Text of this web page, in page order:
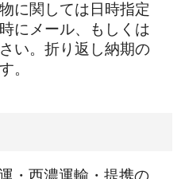
に関しては日時指定
にメール、もしくは
い。折り返し納期の
。
・西濃運輸・提携の